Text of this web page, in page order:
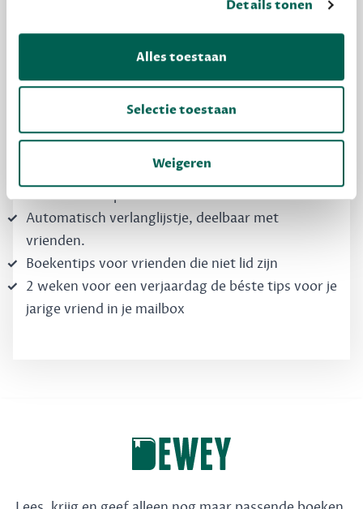
Details tonen
Alles toestaan
Selectie toestaan
Weigeren
Krijg boekentips, persoonlijk voor jou en je
Schrijf nu gratis in
Boekentips, speciaal voor jouw smaak, die je
direct kunt kopen
Automatisch verlanglijstje, deelbaar met
vrienden.
Boekentips voor vrienden die niet lid zijn
2 weken voor een verjaardag de béste tips voor je
jarige vriend in je mailbox